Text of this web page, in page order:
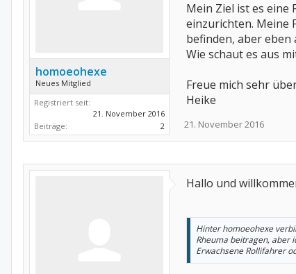
homoeohexe
Neues Mitglied
Registriert seit:
21. November 2016
Beiträge:
2
Mein Ziel ist es eine
einzurichten. Meine
befinden, aber
Wie schaut es aus
Freue mich sehr
Heike
21. November 2016
Hallo und
Hinter homoeohexe
Rheuma beitragen, aber
Erwachsene Rollifahrer